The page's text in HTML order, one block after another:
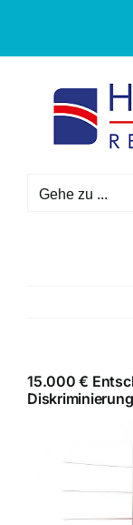
springen
Gehe zu ...
15.000 €
Diskriminierung